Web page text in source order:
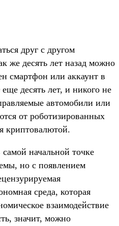
друг с другом
же десять лет назад можно
смартфон или аккаунт в
десять лет, и никого не
автомобили или
от роботизированных
криптовалютой.
начальной точке
но с появлением
среда, которая
взаимодействие
значит, можно